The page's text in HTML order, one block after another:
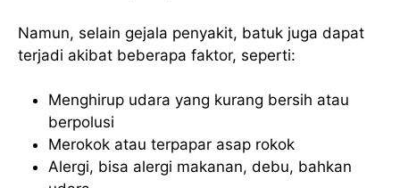
Namun, selain gejala penyakit, batuk juga dapat
terjadi akibat beberapa faktor, seperti:
Menghirup udara yang kurang bersih atau
berpolusi
Merokok atau terpapar asap rokok
Alergi, bisa alergi makanan, debu, bahkan